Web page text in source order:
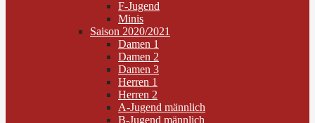
F-Jugend
Minis
Saison 2020/2021
Damen 1
Damen 2
Damen 3
Herren 1
Herren 2
A-Jugend männlich
B-Jugend männlich